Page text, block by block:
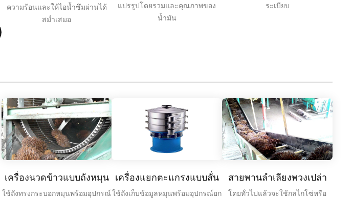
ความร้อนและให้ไอน้ำซึมผ่านได้
สม่ำเสมอ
แปรรูปโดยรวมและคุณภาพของ
น้ำมัน
ระเบียบ
เครื่องนวดข้าวแบบถังหมุน
ใช้ถังทรงกระบอกหมุนพร้อมอุปกรณ์
เครื่องแยกตะแกรงแบบสั่น
ใช้ถังเก็บข้อมูลหมุนพร้อมอุปกรณ์ยก
สายพานลำเลียงพวงเปล่า
โดยทั่วไปแล้วจะใช้กลไกโซ่หรือ